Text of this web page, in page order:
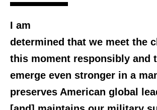
I am
determined that we meet the
this moment responsibly and
emerge even stronger in a
preserves American global